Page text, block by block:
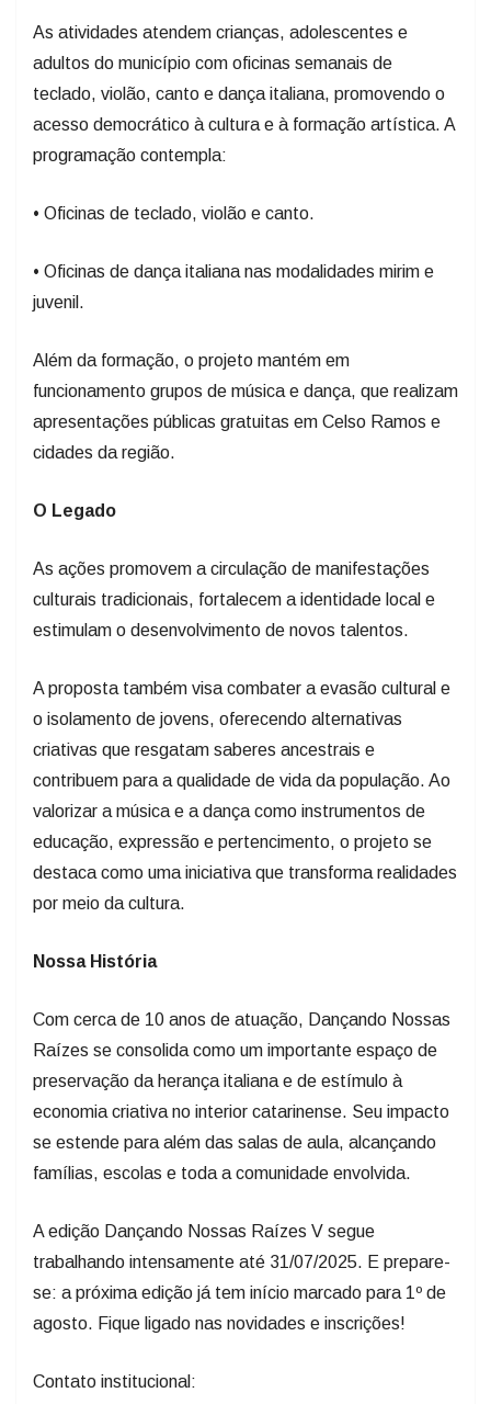
As atividades atendem crianças, adolescentes e
adultos do município com oficinas semanais de
teclado, violão, canto e dança italiana, promovendo o
acesso democrático à cultura e à formação artística. A
programação contempla:
• Oficinas de teclado, violão e canto.
• Oficinas de dança italiana nas modalidades mirim e
juvenil.
Além da formação, o projeto mantém em
funcionamento grupos de música e dança, que realizam
apresentações públicas gratuitas em Celso Ramos e
cidades da região.
O Legado
As ações promovem a circulação de manifestações
culturais tradicionais, fortalecem a identidade local e
estimulam o desenvolvimento de novos talentos.
A proposta também visa combater a evasão cultural e
o isolamento de jovens, oferecendo alternativas
criativas que resgatam saberes ancestrais e
contribuem para a qualidade de vida da população. Ao
valorizar a música e a dança como instrumentos de
educação, expressão e pertencimento, o projeto se
destaca como uma iniciativa que transforma realidades
por meio da cultura.
Nossa História
Com cerca de 10 anos de atuação, Dançando Nossas
Raízes se consolida como um importante espaço de
preservação da herança italiana e de estímulo à
economia criativa no interior catarinense. Seu impacto
se estende para além das salas de aula, alcançando
famílias, escolas e toda a comunidade envolvida.
A edição Dançando Nossas Raízes V segue
trabalhando intensamente até 31/07/2025. E prepare-
se: a próxima edição já tem início marcado para 1º de
agosto. Fique ligado nas novidades e inscrições!
Contato institucional: